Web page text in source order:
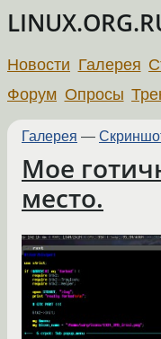
Новости Галерея
Форум Опросы
Галерея —
Мое
место.